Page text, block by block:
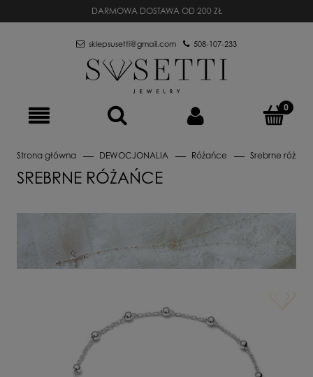
DARMOWA DOSTAWA OD 200 ZŁ
sklepsusetti@gmail.com 508-107-233
Strona główna DEWOCJONALIA Różańce Srebrne
SREBRNE RÓŻAŃCE